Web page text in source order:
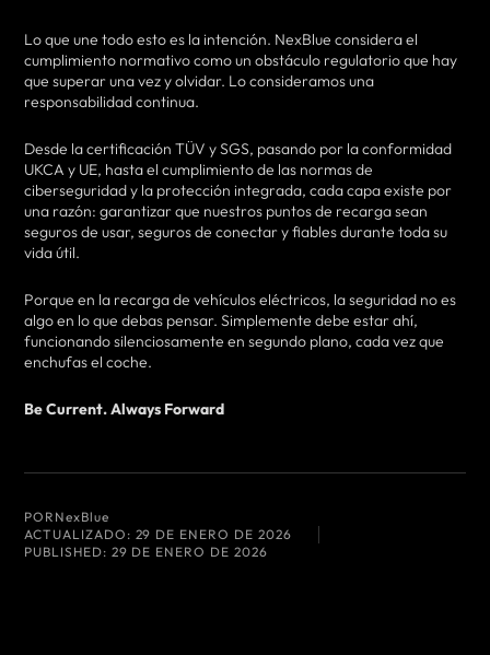
Lo que une todo esto es la intención. NexBlue considera el
cumplimiento normativo como un obstáculo regulatorio que hay
que superar una vez y olvidar. Lo consideramos una
responsabilidad continua.
Desde la certificación TÜV y SGS, pasando por la conformidad
UKCA y UE, hasta el cumplimiento de las normas de
ciberseguridad y la protección integrada, cada capa existe por
una razón: garantizar que nuestros puntos de recarga sean
seguros de usar, seguros de conectar y fiables durante toda su
vida útil.
Porque en la recarga de vehículos eléctricos, la seguridad no es
algo en lo que debas pensar. Simplemente debe estar ahí,
funcionando silenciosamente en segundo plano, cada vez que
enchufas el coche.
Be Current. Always Forward
POR NexBlue
ACTUALIZADO: 29 DE ENERO DE 2026
PUBLISHED: 29 DE ENERO DE 2026